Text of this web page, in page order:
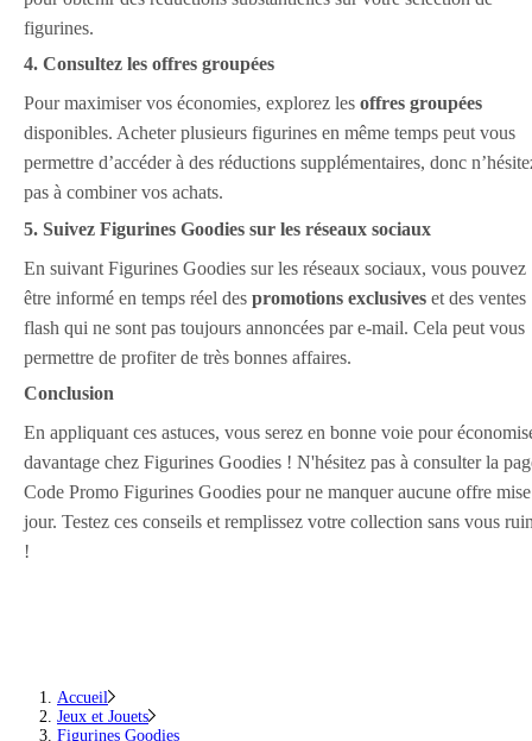
figurines.
4. Consultez les offres groupées
Pour maximiser vos économies, explorez les offres groupées
disponibles. Acheter plusieurs figurines en même temps peut vous
permettre d’accéder à des réductions supplémentaires, donc
pas à combiner vos achats.
5. Suivez Figurines Goodies sur les réseaux sociaux
En suivant Figurines Goodies sur les réseaux sociaux, vous pouvez
être informé en temps réel des promotions exclusives et des ventes
flash qui ne sont pas toujours annoncées par e-mail. Cela peut vous
permettre de profiter de très bonnes affaires.
Conclusion
En appliquant ces astuces, vous serez en bonne voie pour
davantage chez Figurines Goodies ! N'hésitez pas à consulter la
Code Promo Figurines Goodies pour ne manquer aucune offre
jour. Testez ces conseils et remplissez votre collection sans vous
!
Accueil
Jeux et Jouets
Figurines Goodies